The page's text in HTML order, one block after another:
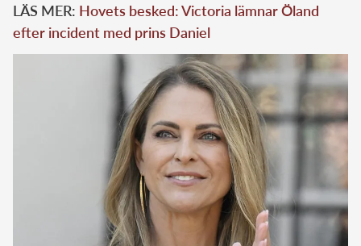
LÄS MER: Hovets besked: Victoria lämnar Öland
efter incident med prins Daniel